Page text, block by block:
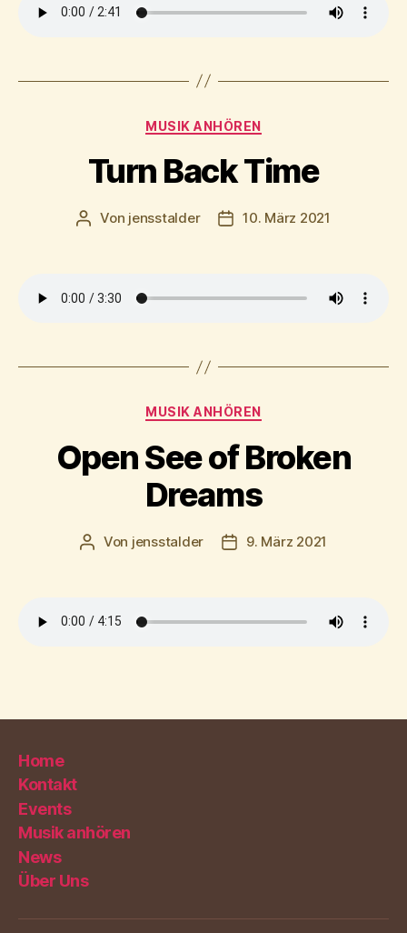
Kategorien
MUSIK ANHÖREN
Turn Back Time
Beitragsautor
Von jensstalder Beitragsdatum
10. März 2021
Kategorien
MUSIK ANHÖREN
Open See of Broken
Dreams
Beitragsautor
Von jensstalder Beitragsdatum
9. März 2021
Home
Kontakt
Events
Musik anhören
News
Über Uns